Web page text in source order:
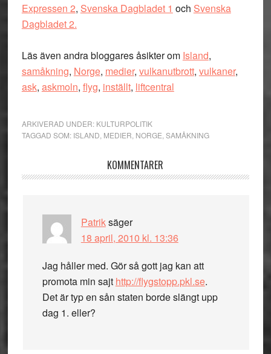
Expressen 2, Svenska Dagbladet 1 och Svenska
Dagbladet 2.
Läs även andra bloggares åsikter om Island,
samåkning, Norge, medier, vulkanutbrott, vulkaner,
ask, askmoln, flyg, inställt, liftcentral
ARKIVERAD UNDER: KULTURPOLITIK
TAGGAD SOM: ISLAND MEDIER NORGE SAMÅKNING
Läsarkommentarer
KOMMENTARER
Patriksäger
18 april, 2010 kl. 13:36
Jag håller med. Gör så gott jag kan att
promota min sajt http://flygstopp.pkl.se.
Det är typ en sån staten borde slängt upp
dag 1. eller?